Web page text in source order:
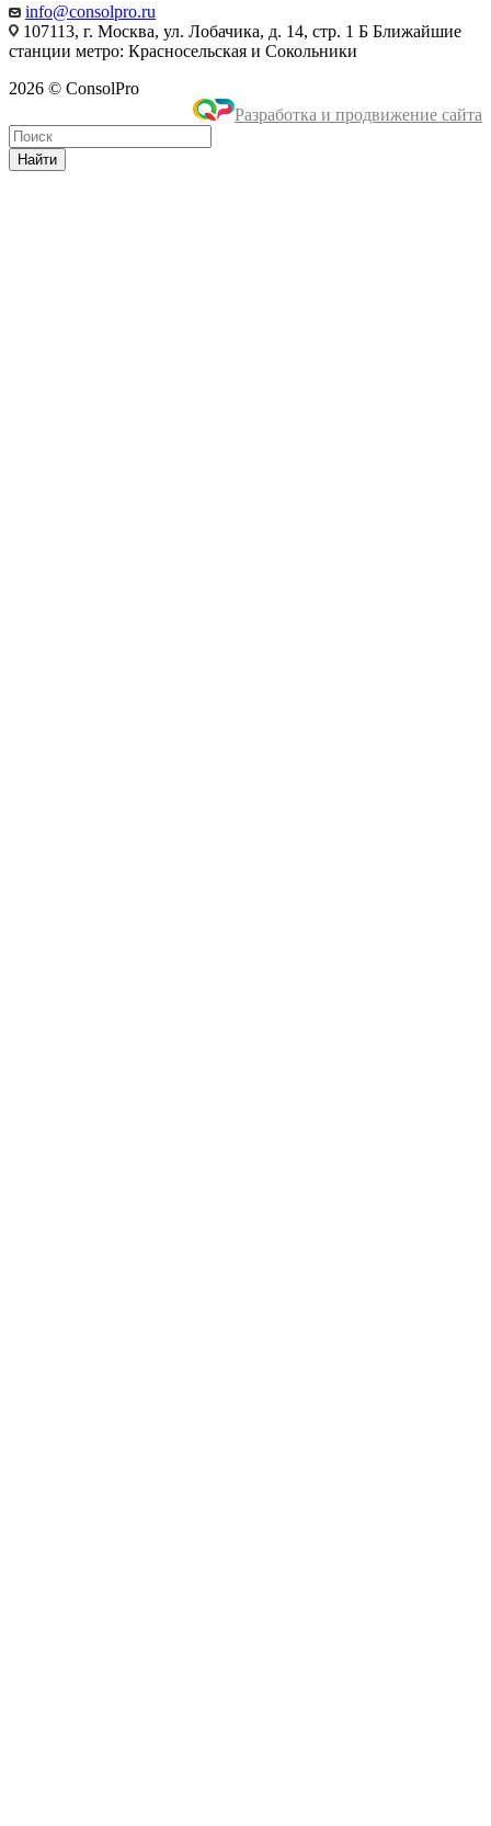
info@consolpro.ru
107113, г. Москва, ул. Лобачика, д. 14, стр. 1 Б Ближайшие
станции метро: Красносельская и Сокольники
2026 © ConsolPro
Разработка и продвижение сайта
Найти